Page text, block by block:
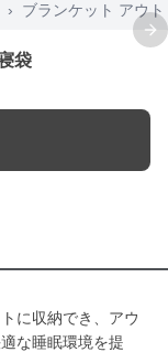
›
ブランケット アウ
袋
に収納でき、アウ
な睡眠環境を提